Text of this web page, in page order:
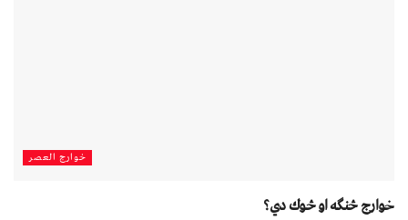
خوارج العصر
خوارج څنګه او څوك دي؟